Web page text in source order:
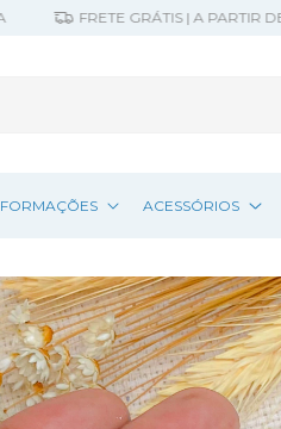
FRETE GRÁTIS | A PARTIR DE
FORMAÇÕES ACESSÓRIOS